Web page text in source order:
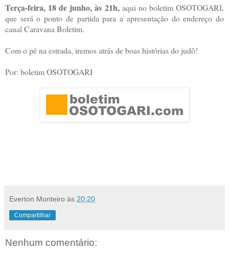
Terça-feira, 18 de junho, às 21h, aqui no boletim OSOTOGARI,
que será o ponto de partida para a apresentação do endereço do
canal Caravana Boletim.
Com o pé na estrada, iremos atrás de boas histórias do judô!
Por: boletim OSOTOGARI
Everton Monteiro às 20:20
Compartilhar
Nenhum comentário: